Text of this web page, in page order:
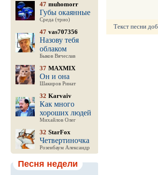
47 muhomorr
Губы окаянные
Среда (трио)
47 vas707356
Назову тебя
облаком
Быков Вячеслав
37 MAXMIX
Он и она
Шакиров Ринат
32 Karvaiv
Как много
хороших людей
Михайлов Олег
32 StarFox
Четвертиночка
Розенбаум Александр
Песня недели
Текст песни